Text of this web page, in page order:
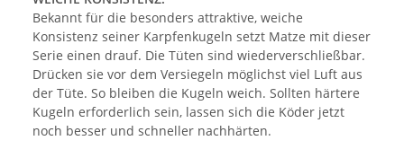
Bekannt für die besonders attraktive, weiche
Konsistenz seiner Karpfenkugeln setzt Matze mit dieser
Serie einen drauf. Die Tüten sind wiederverschließbar.
Drücken sie vor dem Versiegeln möglichst viel Luft aus
der Tüte. So bleiben die Kugeln weich. Sollten härtere
Kugeln erforderlich sein, lassen sich die Köder jetzt
noch besser und schneller nachhärten.